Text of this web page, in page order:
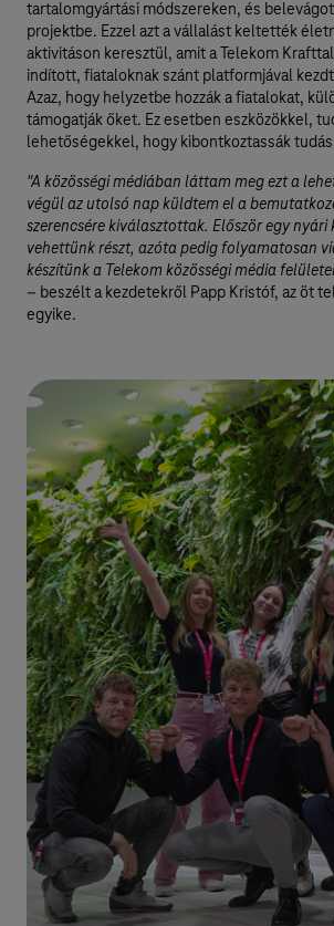
tartalomgyártási módszereken, és
projektbe. Ezzel azt a vállalást keltették
aktivitáson keresztül, amit a Telekom
indított, fiataloknak szánt platformjával
Azaz, hogy helyzetbe hozzák a fiatalokat,
támogatják őket. Ez esetben eszközökkel,
lehetőségekkel, hogy kibontkoztassák
"A közösségi médiában láttam meg ezt a
végül az utolsó nap küldtem el a
szerencsére kiválasztottak. Először egy nyári
vehettünk részt, azóta pedig folyamatosan
készítünk a Telekom közösségi média
– beszélt a kezdetekről Papp Kristóf, az öt
egyike.